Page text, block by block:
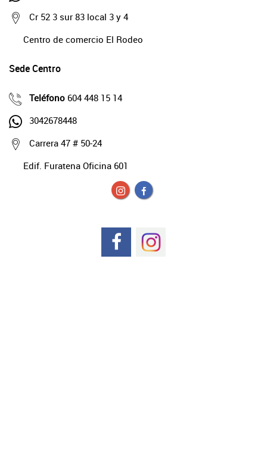
Cr 52 3 sur 83 local 3 y 4
Centro de comercio El Rodeo
Sede Centro
Teléfono 604 448 15 14
3042678448
Carrera 47 # 50-24
Edif. Furatena Oficina 601